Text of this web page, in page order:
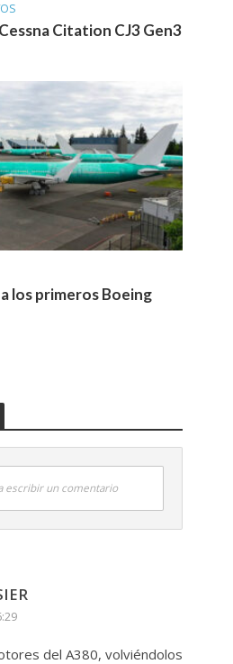
Citation CJ3 Gen3
los primeros Boeing
escribir un comentario
del A380, volviéndolos